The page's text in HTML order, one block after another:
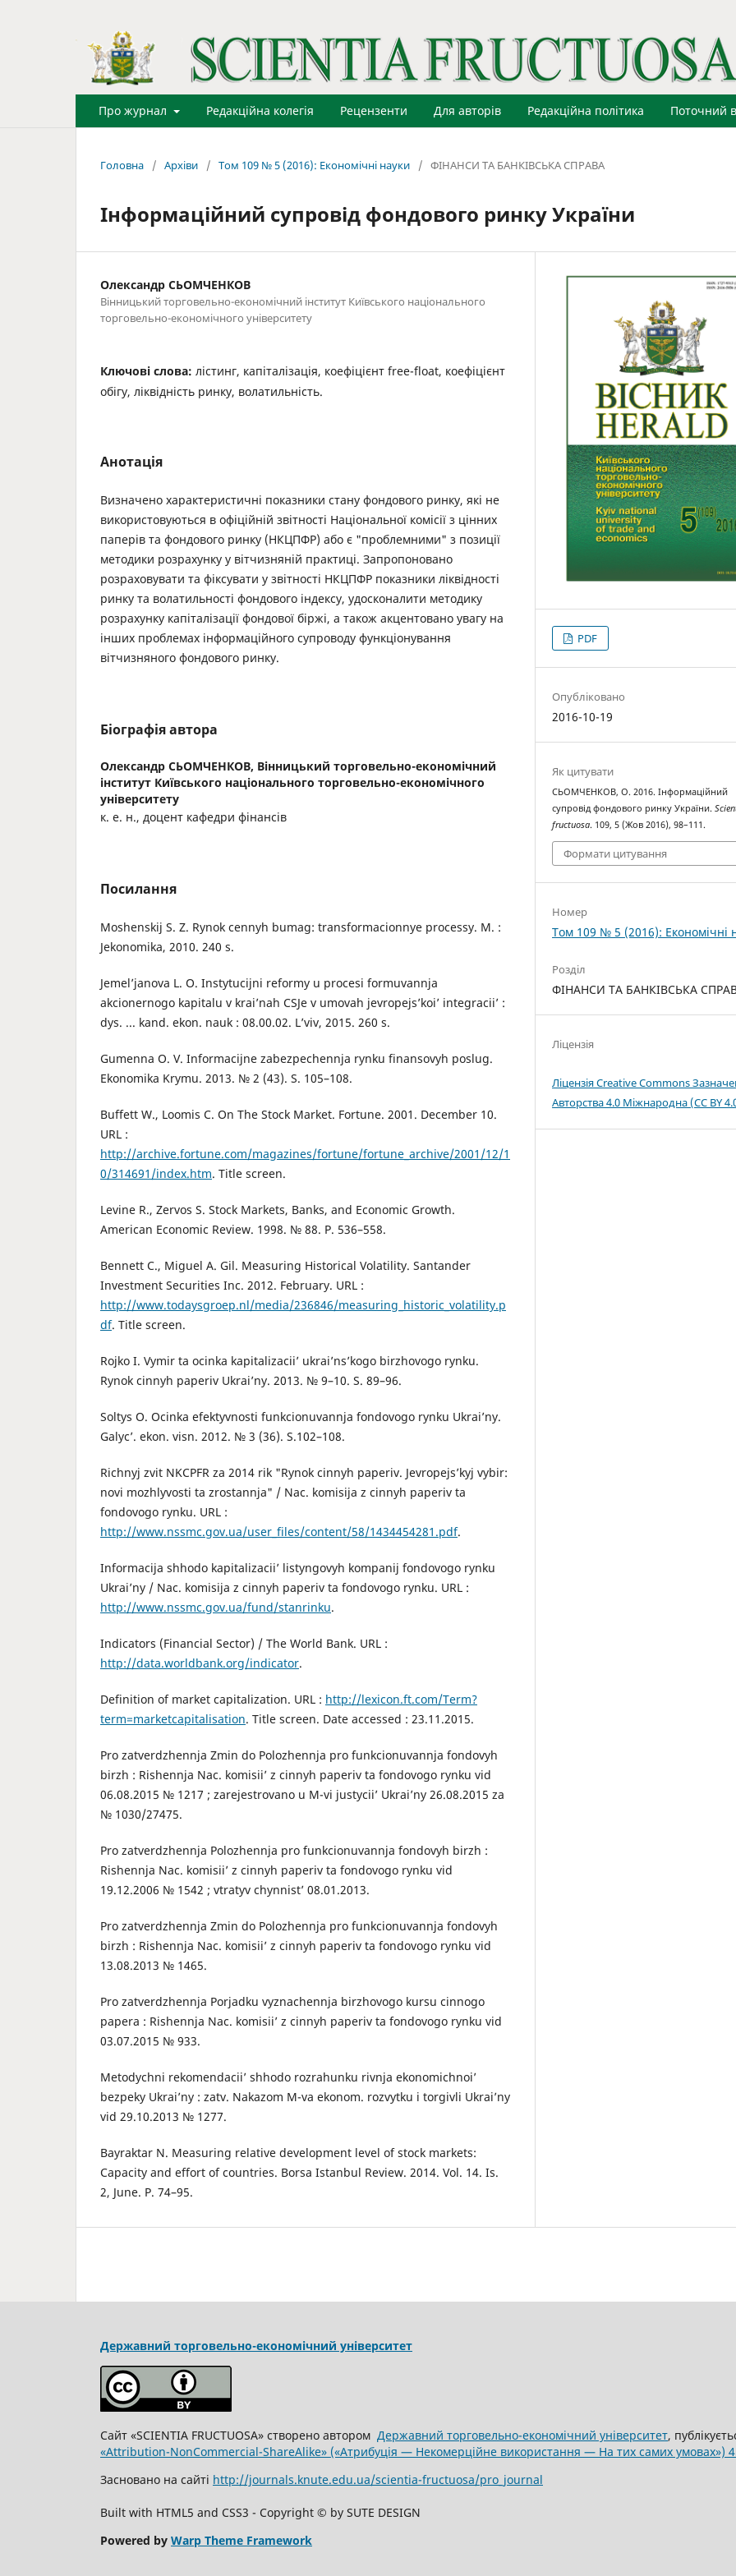
Про журнал Редакційна колегія Рецензенти Для авторів Редакційна політика Поточний
Головна / Архіви / Том 109 № 5 (2016): Економічні науки / ФІНАНСИ ТА БАНКІВСЬКА СПРАВА
Інформаційний супровід фондового ринку України
Олександр СЬОМЧЕНКОВ
Вінницький торговельно-економічний інститут Київського національного
торговельно-економічного університету
Ключові слова: лістинг, капіталізація, коефіцієнт free-float, коефіцієнт
обігу, ліквідність ринку, волатильність.
Анотація
Визначено характеристичні показники стану фондового ринку, які не
використовуються в офіційній звітності Національної комісії з цінних
паперів та фондового ринку (НКЦПФР) або є "проблемними" з позиції
методики розрахунку у вітчизняній практиці. Запропоновано
розраховувати та фіксувати у звітності НКЦПФР показники ліквідності
ринку та волатильності фондового індексу, удосконалити методику
розрахунку капіталізації фондової біржі, а також акцентовано увагу на
інших проблемах інформаційного супроводу функціонування
вітчизняного фондового ринку.
Біографія автора
Олександр СЬОМЧЕНКОВ, Вінницький торговельно-економічний
інститут Київського національного торговельно-економічного
університету
к. е. н., доцент кафедри фінансів
Посилання
Moshenskij S. Z. Rynok cennyh bumag: transformacionnye processy. M. :
Jekonomika, 2010. 240 s.
Jemel’janova L. O. Instytucijni reformy u procesi formuvannja
akcionernogo kapitalu v krai’nah CSJe v umovah jevropejs’koi’ integracii’ :
dys. ... kand. ekon. nauk : 08.00.02. L’viv, 2015. 260 s.
Gumenna O. V. Informacijne zabezpechennja rynku finansovyh poslug.
Ekonomika Krymu. 2013. № 2 (43). S. 105–108.
Buffett W., Loomis C. On The Stock Market. Fortune. 2001. December 10.
URL :
http://archive.fortune.com/magazines/fortune/fortune_archive/2001/12/1
0/314691/index.htm. Title screen.
Levine R., Zervos S. Stock Markets, Banks, and Economic Growth.
American Economic Review. 1998. № 88. P. 536–558.
Bennett C., Miguel A. Gil. Measuring Historical Volatility. Santander
Investment Securities Inc. 2012. February. URL :
http://www.todaysgroep.nl/media/236846/measuring_historic_volatility.p
df. Title screen.
Rojko I. Vymir ta ocinka kapitalizacii’ ukrai’ns’kogo birzhovogo rynku.
Rynok cinnyh paperiv Ukrai’ny. 2013. № 9–10. S. 89–96.
Soltys O. Ocinka efektyvnosti funkcionuvannja fondovogo rynku Ukrai’ny.
Galyc’. ekon. visn. 2012. № 3 (36). S.102–108.
Richnyj zvit NKCPFR za 2014 rik "Rynok cinnyh paperiv. Jevropejs’kyj vybir:
novi mozhlyvosti ta zrostannja" / Nac. komisija z cinnyh paperiv ta
fondovogo rynku. URL :
http://www.nssmc.gov.ua/user_files/content/58/1434454281.pdf.
Informacija shhodo kapitalizacii’ listyngovyh kompanij fondovogo rynku
Ukrai’ny / Nac. komisija z cinnyh paperiv ta fondovogo rynku. URL :
http://www.nssmc.gov.ua/fund/stanrinku.
Indicators (Financial Sector) / The World Bank. URL :
http://data.worldbank.org/indicator.
Definition of market capitalization. URL : http://lexicon.ft.com/Term?
term=marketcapitalisation. Title screen. Date accessed : 23.11.2015.
Pro zatverdzhennja Zmin do Polozhennja pro funkcionuvannja fondovyh
birzh : Rishennja Nac. komisii’ z cinnyh paperiv ta fondovogo rynku vid
06.08.2015 № 1217 ; zarejestrovano u M-vi justycii’ Ukrai’ny 26.08.2015 za
№ 1030/27475.
Pro zatverdzhennja Polozhennja pro funkcionuvannja fondovyh birzh :
Rishennja Nac. komisii’ z cinnyh paperiv ta fondovogo rynku vid
19.12.2006 № 1542 ; vtratyv chynnist’ 08.01.2013.
Pro zatverdzhennja Zmin do Polozhennja pro funkcionuvannja fondovyh
birzh : Rishennja Nac. komisii’ z cinnyh paperiv ta fondovogo rynku vid
13.08.2013 № 1465.
Pro zatverdzhennja Porjadku vyznachennja birzhovogo kursu cinnogo
papera : Rishennja Nac. komisii’ z cinnyh paperiv ta fondovogo rynku vid
03.07.2015 № 933.
Metodychni rekomendacii’ shhodo rozrahunku rivnja ekonomichnoi’
bezpeky Ukrai’ny : zatv. Nakazom M-va ekonom. rozvytku i torgivli Ukrai’ny
vid 29.10.2013 № 1277.
Bayraktar N. Measuring relative development level of stock markets:
Capacity and effort of countries. Borsa Istanbul Review. 2014. Vol. 14. Is.
2, June. P. 74–95.
PDF
Опубліковано
2016-10-19
Як цитувати
СЬОМЧЕНКОВ, О. 2016. Інформаційний
супровід фондового ринку України.
fructuosa. 109, 5 (Жов 2016), 98–111.
Формати цитування
Номер
Том 109 № 5 (2016): Економічні
Розділ
ФІНАНСИ ТА БАНКІВСЬКА
Ліцензія
Ліцензія Creative Commons
Авторства 4.0 Міжнародна (CC BY
Державний торговельно-економічний університет
Сайт «SCIENTIA FRUCTUOSA» створено автором Державний торговельно-економічний університет,
«Attribution-NonCommercial-ShareAlike» («Атрибуція — Некомерційне використання — На тих самих умовах»)
Засновано на сайті http://journals.knute.edu.ua/scientia-fructuosa/pro_journal
Built with HTML5 and CSS3 - Copyright © by SUTE DESIGN
Powered by Warp Theme Framework